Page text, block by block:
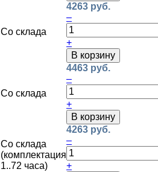
Со склада
4263 руб.
–
+
В корзину
Со склада
4463 руб.
–
+
В корзину
Со склада
(комплектация
1..72 часа)
4263 руб.
–
+